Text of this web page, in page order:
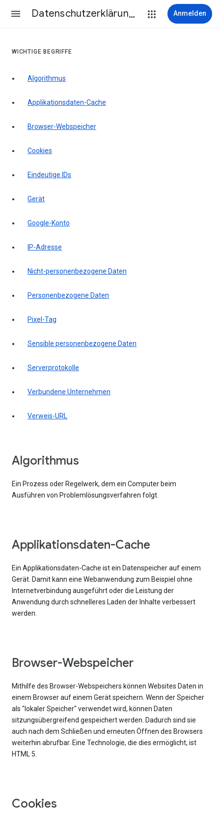
Datenschutzerklärung & Nutzungsbedingungen Anmelden
WICHTIGE BEGRIFFE
Algorithmus
Applikationsdaten-Cache
Browser-Webspeicher
Cookies
Eindeutige IDs
Gerät
Google-Konto
IP-Adresse
Nicht-personenbezogene Daten
Personenbezogene Daten
Pixel-Tag
Sensible personenbezogene Daten
Serverprotokolle
Verbundene Unternehmen
Verweis-URL
Algorithmus
Ein Prozess oder Regelwerk, dem ein Computer beim
Ausführen von Problemlösungsverfahren folgt.
Applikationsdaten-Cache
Ein Applikationsdaten-Cache ist ein Datenspeicher auf einem
Gerät. Damit kann eine Webanwendung zum Beispiel ohne
Internetverbindung ausgeführt oder die Leistung der
Anwendung durch schnelleres Laden der Inhalte verbessert
werden.
Browser-Webspeicher
Mithilfe des Browser-Webspeichers können Websites Daten in
einem Browser auf einem Gerät speichern. Wenn der Speicher
als "lokaler Speicher" verwendet wird, können Daten
sitzungsübergreifend gespeichert werden. Dadurch sind sie
auch nach dem Schließen und erneuten Öffnen des Browsers
weiterhin abrufbar. Eine Technologie, die dies ermöglicht, ist
HTML 5.
Cookies